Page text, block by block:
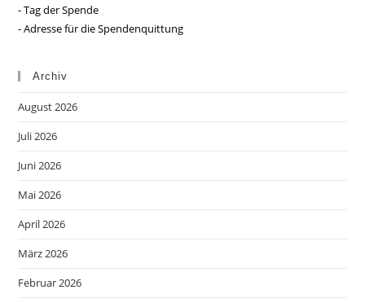
- Tag der Spende
- Adresse für die Spendenquittung
Archiv
August 2026
Juli 2026
Juni 2026
Mai 2026
April 2026
März 2026
Februar 2026